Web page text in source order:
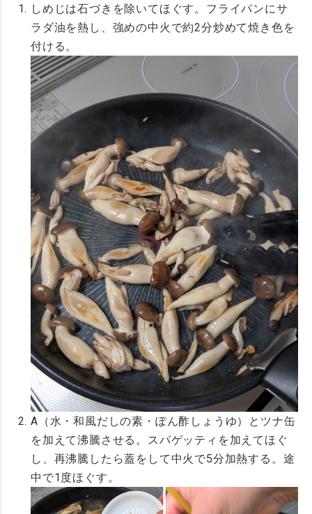
しめじは石づきを除いてほぐす。フライパンにサ
ラダ油を熱し、強めの中火で約2分炒めて焼き色を
付ける。
A（水・和風だしの素・ぽん酢しょうゆ）とツナ缶
を加えて沸騰させる。スパゲッティを加えてほぐ
し、再沸騰したら蓋をして中火で5分加熱する。途
中で1度ほぐす。